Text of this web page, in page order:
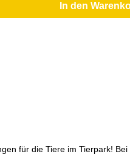
In den
für die Tiere im Tierpark!